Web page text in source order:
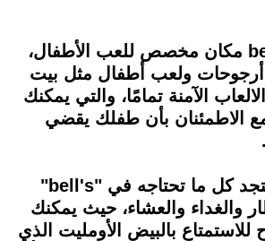
يمتلك مطعم bell's مكان مخصص للعب الأطفال،
ولعب أطفال مثل بيت
الآمنة تمامًا، والتي يمكنك
مع الاطمئنان بأن طفلك يقضي
بالنسبة للمنيو، ستجد كل ما تحتاجه في "bell's"
والغداء والعشاء، حيث يمكنك
للاستمتاع بالبيض الأومليت الذي